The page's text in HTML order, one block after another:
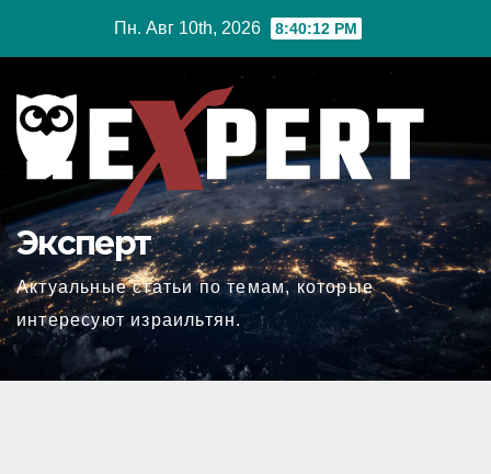
Пн. Авг 10th, 2026 8:40:13 PM
Эксперт
Актуальные статьи по темам, которые
интересуют израильтян.